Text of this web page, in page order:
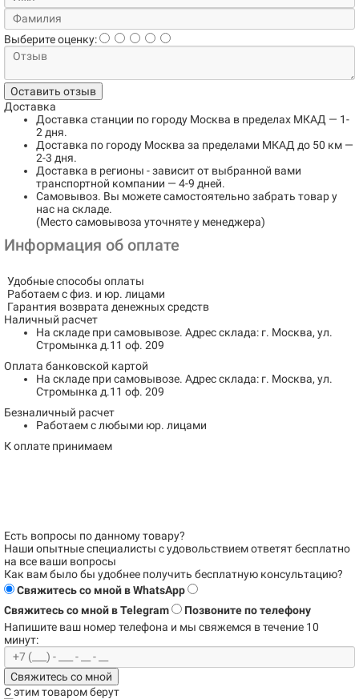
Выберите оценку:
Оставить отзыв
Доставка
Доставка станции по городу Москва в пределах МКАД — 1-
2 дня.
Доставка по городу Москва за пределами МКАД до 50 км —
2-3 дня.
Доставка в регионы - зависит от выбранной вами
транспортной компании — 4-9 дней.
Самовывоз. Вы можете самостоятельно забрать товар у
нас на складе.
(Место самовывоза уточняте у менеджера)
Информация об оплате
Удобные способы оплаты
Работаем с физ. и юр. лицами
Гарантия возврата денежных средств
Наличный расчет
На складе при самовывозе. Адрес склада: г. Москва, ул.
Стромынка д.11 оф. 209
Оплата банковской картой
На складе при самовывозе. Адрес склада: г. Москва, ул.
Стромынка д.11 оф. 209
Безналичный расчет
Работаем с любыми юр. лицами
К оплате принимаем
Есть вопросы по данному товару?
Наши опытные специалисты с удовольствиемответят бесплатно
на все ваши вопросы
Как вам было бы удобнее получить бесплатную консультацию?
Свяжитесь со мной в WhatsApp
Свяжитесь со мной в Telegram
Позвоните по телефону
Напишите ваш номер телефона и мы свяжемся в течение 10
минут:
Свяжитесь со мной
С этим товаром берут